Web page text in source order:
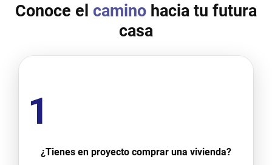
Conoce el camino hacia tu futura
casa
1
¿Tienes en proyecto comprar una vivienda?